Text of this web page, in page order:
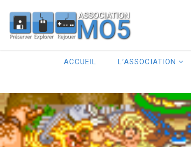
ACCUEIL L’ASSOCIATION